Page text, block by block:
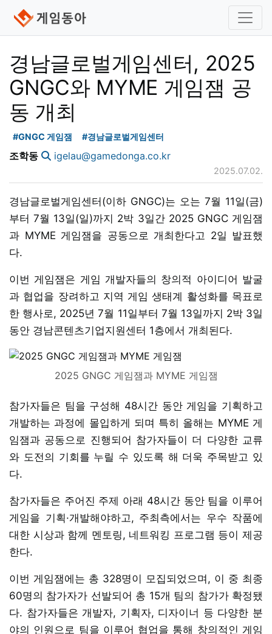
경남글로벌게임센터, 2025
GNGC와 MYME 게임잼 공
동 개최
#GNGC 게임잼 #경남글로벌게임센터
조학동 igelau@gamedonga.co.kr
2025.07.02.
경남글로벌게임센터(이하 GNGC)는 오는 7월 11일(금)
부터 7월 13일(일)까지 2박 3일간 2025 GNGC 게임잼
과 MYME 게임잼을 공동으로 개최한다고 2일 발표했
다.
이번 게임잼은 게임 개발자들의 창의적 아이디어 발굴
과 협업을 장려하고 지역 게임 생태계 활성화를 목표로
한 행사로, 2025년 7월 11일부터 7월 13일까지 2박 3일
동안 경남콘텐츠기업지원센터 1층에서 개최된다.
2025 GNGC 게임잼과 MYME 게임잼
참가자들은 팀을 구성해 48시간 동안 게임을 기획하고
개발하는 과정에 몰입하게 되며 특히 올해는 MYME 게
임잼과 공동으로 진행되어 참가자들이 더 다양한 교류
와 도전의 기회를 누릴 수 있도록 해 더욱 주목받고 있
다.
참가자들은 주어진 주제 아래 48시간 동안 팀을 이루어
게임을 기획·개발해야하고, 주최측에서는 우수 작품에
대한 시상과 함께 멘토링, 네트워킹 프로그램 등이 제공
한다.
이번 게임잼에는 총 328명이 모집되었으며, 이 중 최종
60명의 참가자가 선발되어 총 15개 팀의 참가가 확정됐
다. 참가자들은 개발자, 기획자, 디자이너 등 다양한 분
야의 인원으로 팀을 이루어 협업을 통해 창의적인 게임